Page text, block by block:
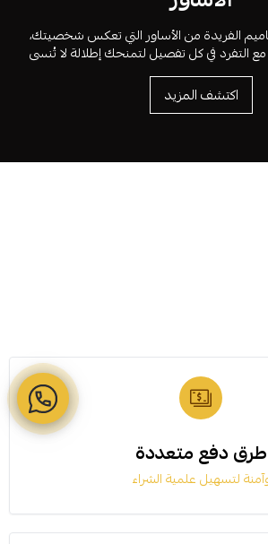
الفريدة من الأساور التي تعكس شخصيتك،
التفرد في كل تفصيل لتمنحك إطلالة لا تُنسى
اكتشف المزيد
طرق دفع متعددة
لتسهيل علمية الشراء